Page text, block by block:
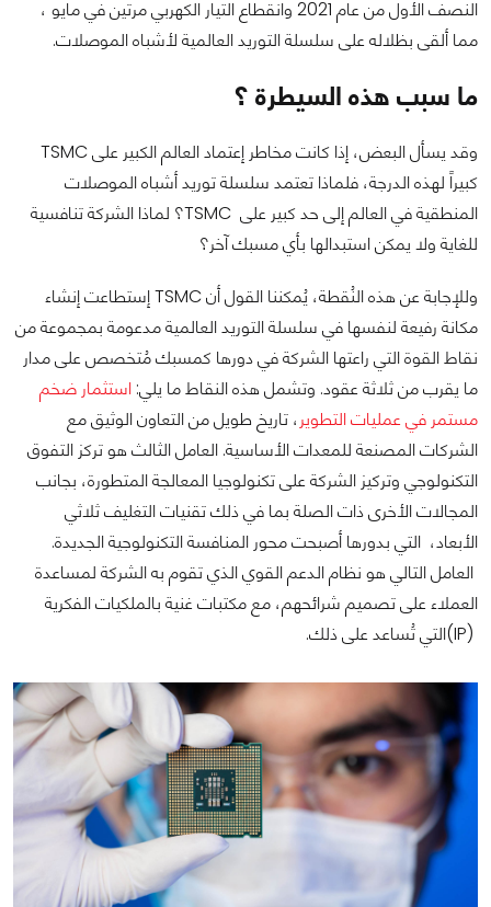
النصف الأول من عام 2021 وانقطاع التيار الكهربي مرتين في مايو ،
مما ألقى بظلاله على سلسلة التوريد العالمية لأشباه الموصلات.
ما سبب هذه السيطرة ؟
وقد يسأل البعض، إذا كانت مخاطر إعتماد العالم الكبير على TSMC
كبيراً لهذه الدرجة، فلماذا تعتمد سلسلة توريد أشباه الموصلات
المنطقية في العالم إلى حد كبير على TSMC؟ لماذا الشركة تنافسية
للغاية ولا يمكن استبدالها بأي مسبك آخر؟
وللإجابة عن هذه النُقطة، يُمكننا القول أن TSMC إستطاعت إنشاء
مكانة رفيعة لنفسها في سلسلة التوريد العالمية مدعومة بمجموعة من
نقاط القوة التي راعتها الشركة في دورها كمسبك مُتخصص على مدار
ما يقرب من ثلاثة عقود. وتشمل هذه النقاط ما يلي: استثمار ضخم
مستمر في عمليات التطوير ، تاريخ طويل من التعاون الوثيق مع
الشركات المصنعة للمعدات الأساسية. العامل الثالث هو تركز التفوق
التكنولوجي وتركيز الشركة على تكنولوجيا المعالجة المتطورة، بجانب
المجالات الأخرى ذات الصلة بما في ذلك تقنيات التغليف ثلاثي
الأبعاد، التي بدورها أصبحت محور المنافسة التكنولوجية الجديدة.
العامل التالي هو نظام الدعم القوي الذي تقوم به الشركة لمساعدة
العملاء على تصميم شرائحهم، مع مكتبات غنية بالملكيات الفكرية
(IP)التي تُساعد على ذلك.